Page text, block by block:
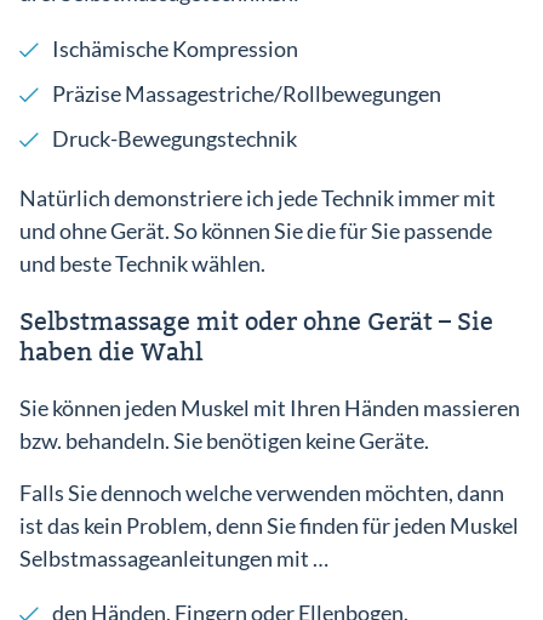
Ischämische Kompression
Präzise Massagestriche/Rollbewegungen
Druck-Bewegungstechnik
Natürlich demonstriere ich jede Technik immer mit
und ohne Gerät. So können Sie die für Sie passende
und beste Technik wählen.
Selbstmassage mit oder ohne Gerät – Sie
haben die Wahl
Sie können jeden Muskel mit Ihren Händen massieren
bzw. behandeln. Sie benötigen keine Geräte.
Falls Sie dennoch welche verwenden möchten, dann
ist das kein Problem, denn Sie finden für jeden Muskel
Selbstmassageanleitungen mit …
den Händen, Fingern oder Ellenbogen.